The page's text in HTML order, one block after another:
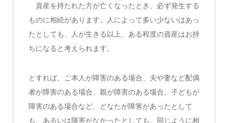
資産を持たれた方が亡くなったとき、必ず発生する
ものに相続があります。人によって多い少ないはあっ
たとしても、人が生きる以上、ある程度の資産はお持
ちになると考えられます。
とすれば、ご本人が障害のある場合、夫や妻など配偶
者が障害のある場合、親が障害のある場合、子どもが
障害のある場合など、どなたが障害があったとして
も、あるいは障害がなかったとしても、同じように相